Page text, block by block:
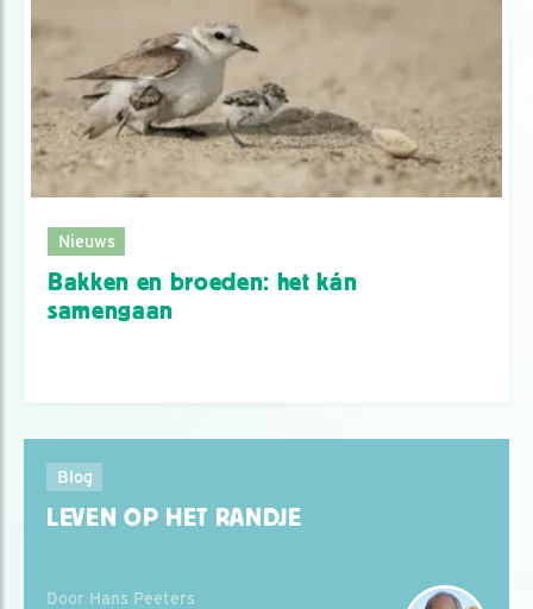
Nieuws
Bakken en broeden: het kán
samengaan
Blog
LEVEN OP HET RANDJE
Door Hans Peeters